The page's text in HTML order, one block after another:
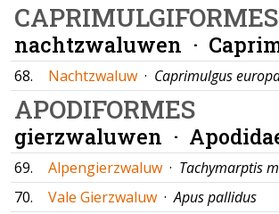
CAPRIMULGIFORMES
nachtzwaluwen ·
68. Nachtzwaluw · Caprimulgus
APODIFORMES
gierzwaluwen ·
69. Alpengierzwaluw · Tachymarptis
70.
Vale Gierzwaluw ·Apus pallidus